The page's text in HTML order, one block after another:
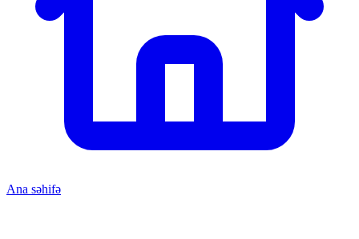
Ana səhifə